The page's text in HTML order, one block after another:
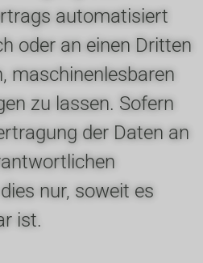
automatisiert
oder an einen Dritten
maschinenlesbaren
zu lassen. Sofern
der Daten an
nur, soweit es
ist.